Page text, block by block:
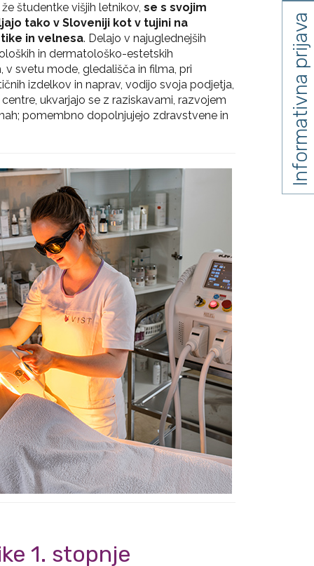
študentke višjih letnikov, se s svojim
tako v Sloveniji kot v tujini na
in velnesa. Delajo v najuglednejših
in dermatološko-estetskih
v svetu mode, gledališča in filma, pri
izdelkov in naprav, vodijo svoja podjetja,
ukvarjajo se z raziskavami, razvojem
pomembno dopolnjujejo zdravstvene in
1. stopnje
Informativna prijava